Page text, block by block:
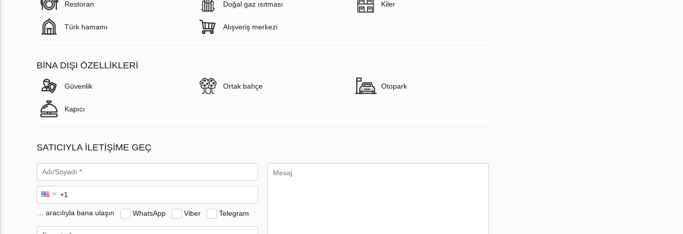
Restoran Doğal gaz ısıtması Kiler
Türk hamamı Alışveriş merkezi
BINA DIŞI ÖZELLIKLERI
Güvenlik Ortak bahçe Otopark
Kapıcı
SATICIYLA ILETIŞIME GEÇ
… aracılıyla bana ulaşın WhatsApp Viber Telegram